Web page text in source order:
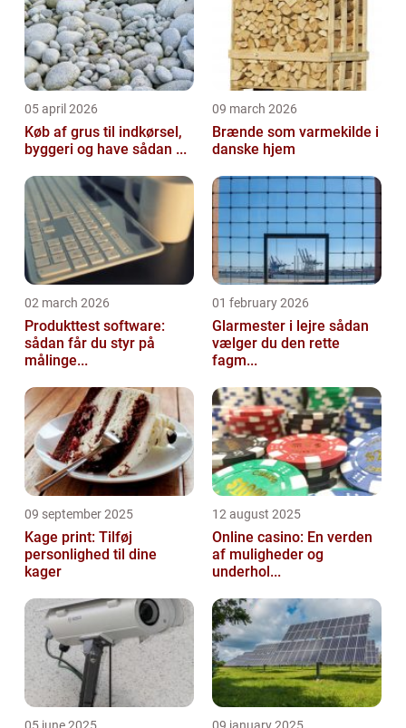
05 april 2026
Køb af grus til indkørsel,
byggeri og have sådan ...
09 march 2026
Brænde som varmekilde i
danske hjem
02 march 2026
Produkttest software:
sådan får du styr på
målinge...
01 february 2026
Glarmester i lejre sådan
vælger du den rette
fagm...
09 september 2025
Kage print: Tilføj
personlighed til dine
kager
12 august 2025
Online casino: En verden
af muligheder og
underhol...
05 june 2025 09 january 2025